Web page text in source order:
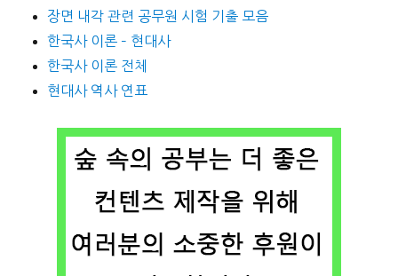
장면 내각 관련 공무원 시험 기출 모음
한국사 이론 – 현대사
한국사 이론 전체
현대사 역사 연표